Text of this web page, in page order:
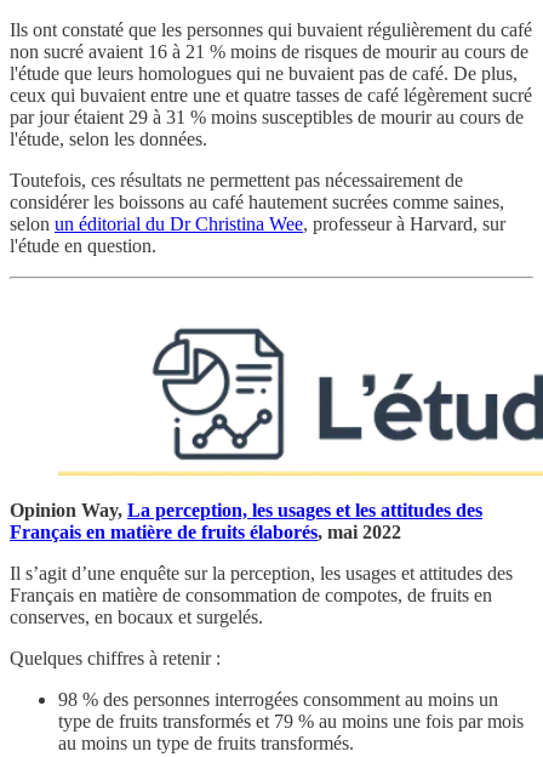
Ils ont constaté que les personnes qui buvaient régulièrement du café
non sucré avaient 16 à 21 % moins de risques de mourir au cours de
l'étude que leurs homologues qui ne buvaient pas de café. De plus,
ceux qui buvaient entre une et quatre tasses de café légèrement sucré
par jour étaient 29 à 31 % moins susceptibles de mourir au cours de
l'étude, selon les données.
Toutefois, ces résultats ne permettent pas nécessairement de
considérer les boissons au café hautement sucrées comme saines,
selon un éditorial du Dr Christina Wee, professeur à Harvard, sur
l'étude en question.
Opinion Way, La perception, les usages et les attitudes des
Français en matière de fruits élaborés, mai 2022
Il s’agit d’une enquête sur la perception, les usages et attitudes des
Français en matière de consommation de compotes, de fruits en
conserves, en bocaux et surgelés.
Quelques chiffres à retenir :
98 % des personnes interrogées consomment au moins un
type de fruits transformés et 79 % au moins une fois par mois
au moins un type de fruits transformés.